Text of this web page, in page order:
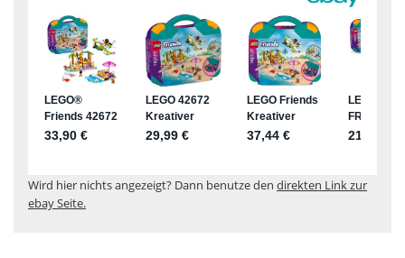
Wird hier nichts angezeigt? Dann benutze den direkten Link zur
ebay Seite.